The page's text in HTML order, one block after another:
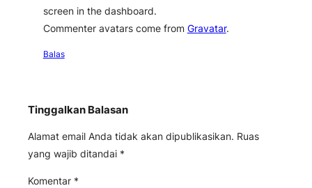
screen in the dashboard.
Commenter avatars come from Gravatar.
Balas
Tinggalkan Balasan
Alamat email Anda tidak akan dipublikasikan. Ruas
yang wajib ditandai *
Komentar *